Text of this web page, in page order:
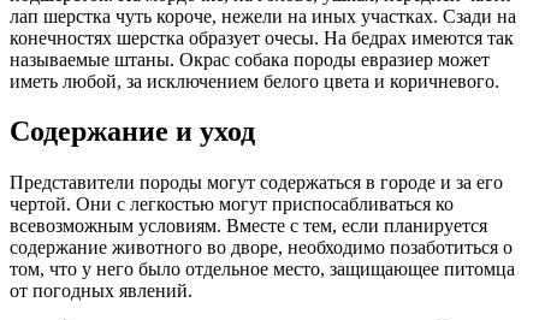
лап шерстка чуть короче, нежели на иных участках. Сзади на
конечностях шерстка образует очесы. На бедрах имеются так
называемые штаны. Окрас собака породы евразиер может
иметь любой, за исключением белого цвета и коричневого.
Содержание и уход
Представители породы могут содержаться в городе и за его
чертой. Они с легкостью могут приспосабливаться ко
всевозможным условиям. Вместе с тем, если планируется
содержание животного во дворе, необходимо позаботиться о
том, что у него было отдельное место, защищающее питомца
от погодных явлений.